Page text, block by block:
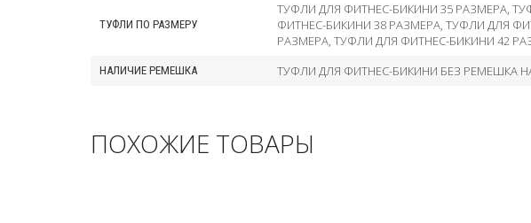
ТУФЛИ ПО РАЗМЕРУ
ТУФЛИ ДЛЯ ФИТНЕС-БИКИНИ 35 РАЗМЕРА,
ФИТНЕС-БИКИНИ 38 РАЗМЕРА, ТУФЛИ ДЛЯ
РАЗМЕРА, ТУФЛИ ДЛЯ ФИТНЕС-БИКИНИ 42
НАЛИЧИЕ РЕМЕШКА ТУФЛИ ДЛЯ ФИТНЕС-БИКИНИ БЕЗ РЕМЕШКА
ПОХОЖИЕ ТОВАРЫ